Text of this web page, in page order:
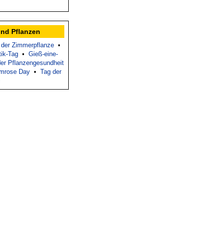
Pflanzen
der Zimmerpflanze •
Tag • Gieß-eine-
Pflanzengesundheit
Day • Tag der